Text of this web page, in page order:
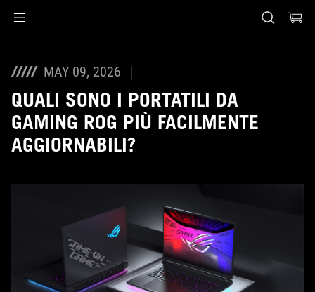
MAY 09, 2026
QUALI SONO I PORTATILI DA
GAMING ROG PIÙ FACILMENTE
AGGIORNABILI?